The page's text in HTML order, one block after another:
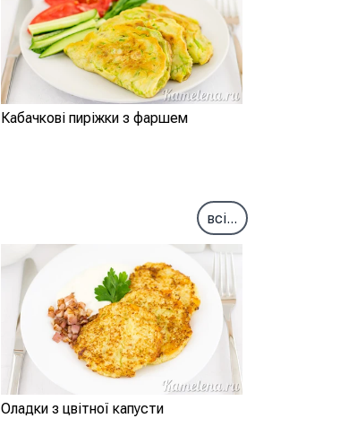
Кабачкові пиріжки з фаршем
всі...
Оладки з цвітної капусти